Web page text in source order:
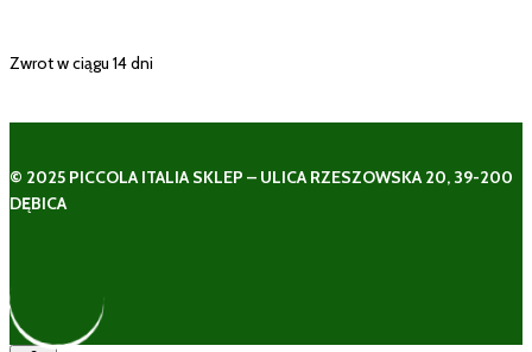
Zwrot w ciągu 14 dni
© 2025 PICCOLA ITALIA SKLEP – ULICA RZESZOWSKA 20, 39-200
DĘBICA